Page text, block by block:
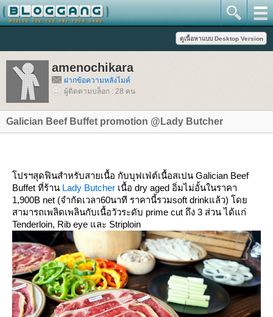
amenochikara
ฝากข้อความหลังไมค์
ผู้ติดตามบล็อก : 28 คน
Galician Beef Buffet promotion @Lady Butcher
ปรฯสุดฟินสำหรับสายเนื้อ กับบุฟเฟ่ต์เนื้อสเปน Galician Beef
Buffet ที่ร้าน Lady Butcher เนื้อ dry aged อิ่มไม่อั้นในราคา
1,900B net (จำกัดเวลา60นาที ราคานี้รวมsoft drinkแล้ว) โด
สามารถเพลิดเพลินกับเนื้อวัวระดับ prime cut ถึง 3 ส่วน ได้แก่
Tenderloin, Rib eye และ Striploin